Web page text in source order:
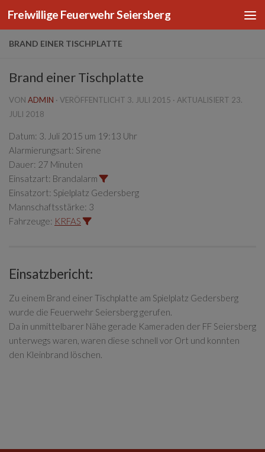
Zum Inhalt springen
Freiwillige Feuerwehr Seiersberg
BRAND EINER TISCHPLATTE
Brand einer Tischplatte
VON ADMIN · VERÖFFENTLICHT 3. JULI 2015 · AKTUALISIERT 23.
JULI 2018
Datum: 3. Juli 2015 um 19:13 Uhr
Alarmierungsart: Sirene
Dauer: 27 Minuten
Einsatzart: Brandalarm
Einsatzort: Spielplatz Gedersberg
Mannschaftsstärke: 3
Fahrzeuge: KRFAS
Einsatzbericht:
Zu einem Brand einer Tischplatte am Spielplatz Gedersberg
wurde die Feuerwehr Seiersberg gerufen.
Da in unmittelbarer Nähe gerade Kameraden der FF Seiersberg
unterwegs waren, waren diese schnell vor Ort und konnten
den Kleinbrand löschen.